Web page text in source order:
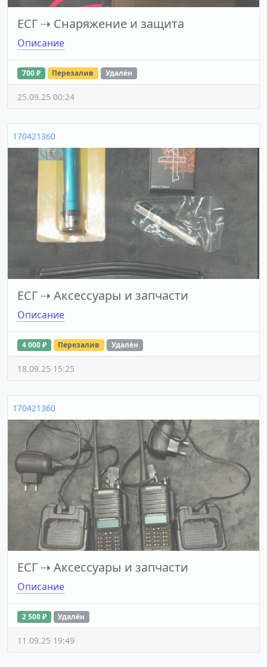
ЕСГ ⇢ Снаряжение и защита
Описание
700 ₽ Перезалив Удалён
25.09.25 00:24
170421360
ЕСГ ⇢ Аксессуары и запчасти
Описание
4 000 ₽ Перезалив Удалён
18.09.25 15:25
170421360
ЕСГ ⇢ Аксессуары и запчасти
Описание
2 500 ₽ Удалён
11.09.25 19:49